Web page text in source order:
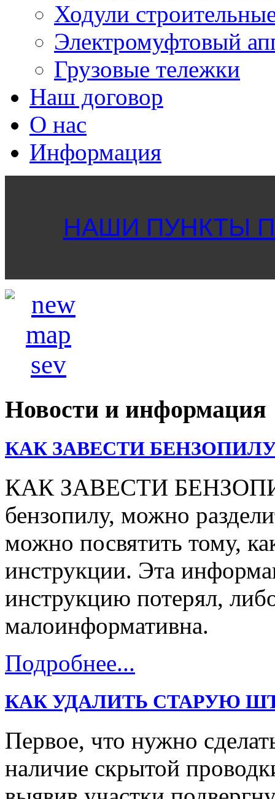
Ходули
Электромуфтовый
Грузовые тележки
Наш договор
О нас
Информация
НАШИ ПУНКТЫ
Новости и информация
КАК ЗАВЕСТИ
КАК ЗАВЕСТИ
бензопилу, можно
можно посвятить тому,
инструкции. Эта
инструкцию потерял,
малоинформативна.
Подробнее...
КАК УДАЛИТЬ СТАРУЮ
Первое, что нужно
наличие скрытой